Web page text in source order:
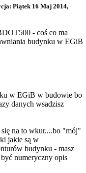
: Piątek 16 Maj 2014,
- coś co ma
budynku w EGiB
w EGiB w budowie bo
danych wsadzisz
na to wkur....bo "mój"
jakie są w
budynku - masz
numeryczny opis